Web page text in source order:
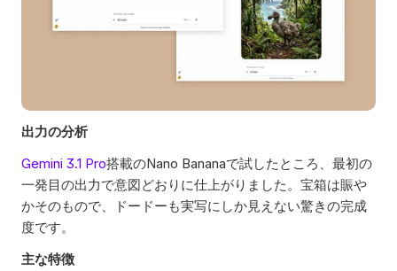
出力の分析
Gemini 3.1 Pro搭載のNano Bananaで試したところ、最初の
一発目の出力で意図どおりに仕上がりました。宝箱は賑や
かそのもので、ドードーも実写にしか見えない驚きの完成
度です。
主な特徴